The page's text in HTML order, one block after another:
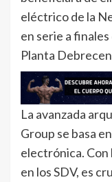
eléctrico de la
en serie a
Planta
La avanzada
Group se basa
electrónica.
en los SDV, es